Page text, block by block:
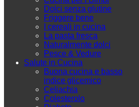
Dolci senza glutine
Friggere bene
I cereali in cucina
La pasta fresca
Naturalmente dolci
Pesce & Vedure
Salute in Cucina
Buona cucina e basso
indice glicemico
Celiachia
Colesterolo